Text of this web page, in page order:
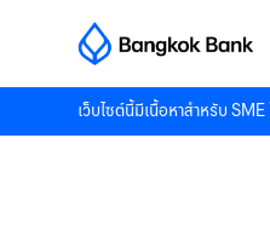
เว็บไซต์นี้มีเนื้อหาสำหรับ